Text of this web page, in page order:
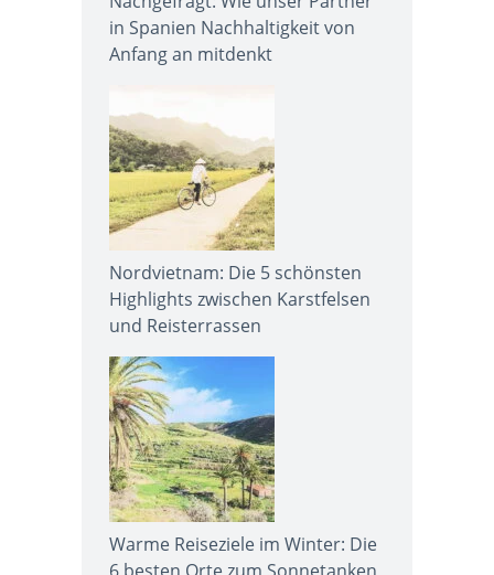
in Spanien Nachhaltigkeit von
Anfang an mitdenkt
Nordvietnam: Die 5 schönsten
Highlights zwischen Karstfelsen
und Reisterrassen
Warme Reiseziele im Winter: Die